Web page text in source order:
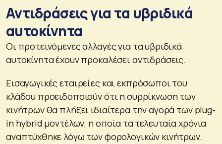
Αντιδράσεις για τα υβριδικά
αυτοκίνητα
Οι προτεινόμενες αλλαγές για τα υβριδικά
αυτοκίνητα έχουν προκαλέσει αντιδράσεις.
Εισαγωγικές εταιρείες και εκπρόσωποι του
κλάδου προειδοποιούν ότι η συρρίκνωση των
κινήτρων θα πλήξει ιδιαίτερα την αγορά των plug-
in hybrid μοντέλων, η οποία τα τελευταία χρόνια
αναπτύχθηκε λόγω των φορολογικών κινήτρων.